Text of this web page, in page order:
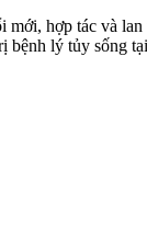
hợp tác và
lý tủy sống